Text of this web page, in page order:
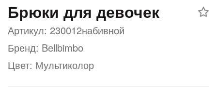
Брюки для девочек
Артикул: 230012набивной
Бренд: Bellbimbo
Цвет: Мультиколор
без переплат
График платежей